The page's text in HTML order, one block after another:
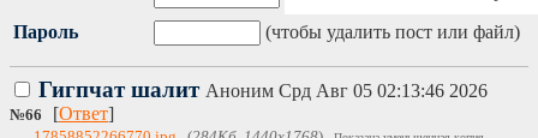
Пароль (чтобы удалить пост или файл)
Гигпчат шалит Аноним Срд Авг 05 02:13:46 2026
№66 [Ответ]